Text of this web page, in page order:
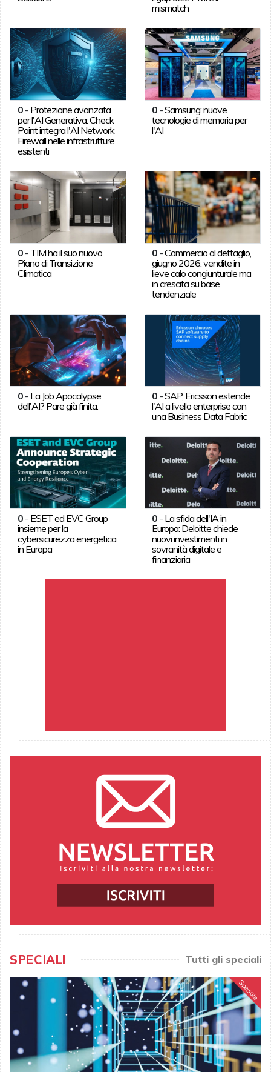
mismatch
0- Protezione avanzata
per l'AI Generativa: Check
Point integra l'AI Network
Firewall nelle infrastrutture
esistenti
0 -Samsung: nuove
tecnologie di memoria per
l'AI
0- TIM ha il suo nuovo
Piano di Transizione
Climatica
0 -Commercio al dettaglio,
giugno 2026: vendite in
lieve calo congiunturale ma
in crescita su base
tendenziale
0- La Job Apocalypse
dell'AI? Pare già finita.
0 -SAP, Ericsson estende
l'AI a livello enterprise con
una Business Data Fabric
0- ESET ed EVC Group
insieme per la
cybersicurezza energetica
in Europa
0 - La sfida dell'IA in
Europa: Deloitte chiede
nuovi investimenti in
sovranità digitale e
finanziaria
SPECIALI Tutti gli speciali
Speciale